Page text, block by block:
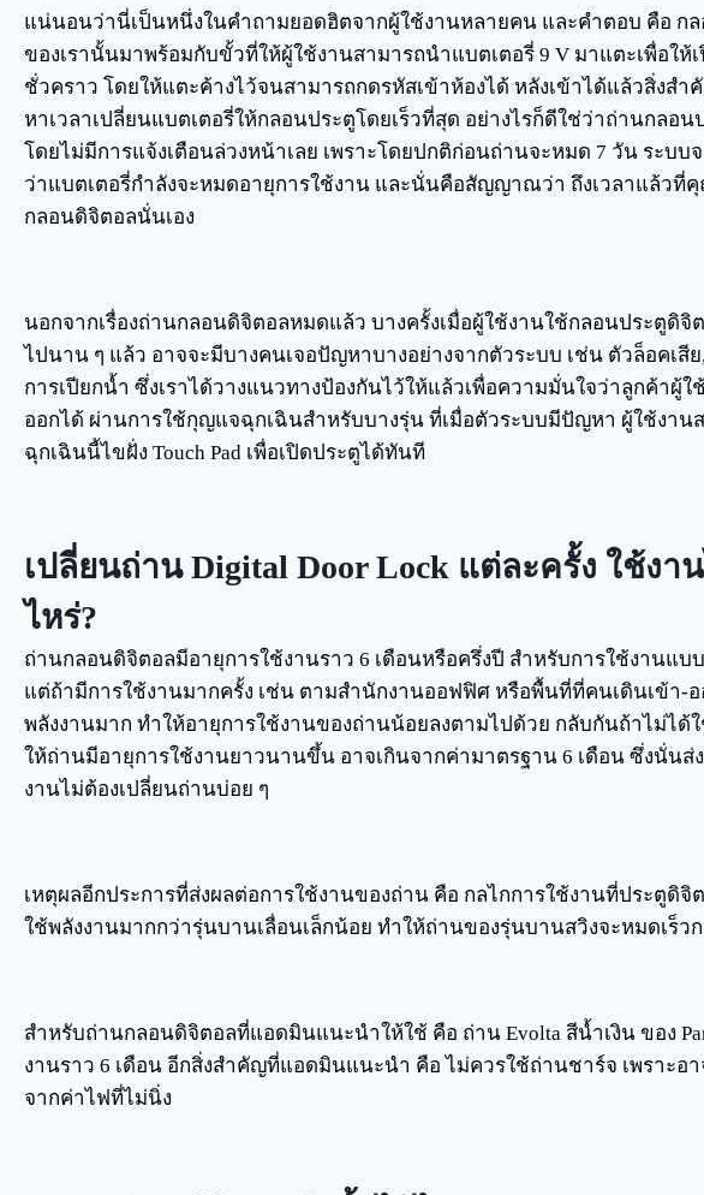
แน่นอนว่านี่เป็นหนึ่งในคำถามยอดฮิตจากผู้ใช้งานหลายคน และคำตอบ คือ ก
ของเรานั้นมาพร้อมกับขั้วที่ให้ผู้ใช้งานสามารถนำแบตเตอรี่ 9 V มาแตะเพื่อให้
ชั่วคราว โดยให้แตะค้างไว้จนสามารถกดรหัสเข้าห้องได้ หลังเข้าได้แล้วสิ่งส
หาเวลาเปลี่ยนแบตเตอรี่ให้กลอนประตูโดยเร็วที่สุด อย่างไรก็ดีใช่ว่าถ่านกลอ
โดยไม่มีการแจ้งเตือนล่วงหน้าเลย เพราะโดยปกติก่อนถ่านจะหมด 7 วัน ระบบจ
ว่าแบตเตอรี่กำลังจะหมดอายุการใช้งาน และนั่นคือสัญญาณว่า ถึงเวลาแล้วที่
กลอนดิจิตอลนั่นเอง
นอกจากเรื่องถ่านกลอนดิจิตอลหมดแล้ว บางครั้งเมื่อผู้ใช้งานใช้กลอนประตูดิจิ
ไปนาน ๆ แล้ว อาจจะมีบางคนเจอปัญหาบางอย่างจากตัวระบบ เช่น ตัวล็อคเสีย,
การเปียกน้ำ ซึ่งเราได้วางแนวทางป้องกันไว้ให้แล้วเพื่อความมั่นใจว่าลูกค้าผู้ใ
ออกได้ ผ่านการใช้กุญแจฉุกเฉินสำหรับบางรุ่น ที่เมื่อตัวระบบมีปัญหา ผู้ใช้งาน
ฉุกเฉินนี้ไขฝั่ง Touch Pad เพื่อเปิดประตูได้ทันที
เปลี่ยนถ่าน Digital Door Lock แต่ละครั้ง ใช้งา
ไหร่?
ถ่านกลอนดิจิตอลมีอายุการใช้งานราว 6 เดือนหรือครึ่งปี สำหรับการใช้งานแ
แต่ถ้ามีการใช้งานมากครั้ง เช่น ตามสำนักงานออฟฟิศ หรือพื้นที่ที่คนเดินเข้า-
พลังงานมาก ทำให้อายุการใช้งานของถ่านน้อยลงตามไปด้วย กลับกันถ้าไม่ได้
ให้ถ่านมีอายุการใช้งานยาวนานขึ้น อาจเกินจากค่ามาตรฐาน 6 เดือน ซึ่งนั่นส่
งานไม่ต้องเปลี่ยนถ่านบ่อย ๆ
เหตุผลอีกประการที่ส่งผลต่อการใช้งานของถ่าน คือ กลไกการใช้งานที่ประตูดิจิ
ใช้พลังงานมากกว่ารุ่นบานเลื่อนเล็กน้อย ทำให้ถ่านของรุ่นบานสวิงจะหมดเร็ว
สำหรับถ่านกลอนดิจิตอลที่แอดมินแนะนำให้ใช้ คือ ถ่าน Evolta สีน้ำเงิน ของ
งานราว 6 เดือน อีกสิ่งสำคัญที่แอดมินแนะนำ คือ ไม่ควรใช้ถ่านชาร์จ เพราะอ
จากค่าไฟที่ไม่นิ่ง